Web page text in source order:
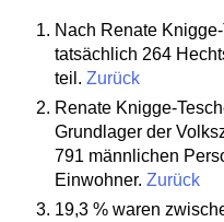
Nach Renate
tatsächlich 264
teil. Zurück
Renate Knigge-
Grundlager der
791 männlichen
Einwohner. Zurück
19,3 % waren